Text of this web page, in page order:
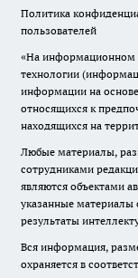
Политика
пользователей
«На информационном
технологии
информации на
относящихся к
находящихся на
Любые материалы,
сотрудниками
являются объектами
указанные материалы
результаты
Вся информация,
охраняется в